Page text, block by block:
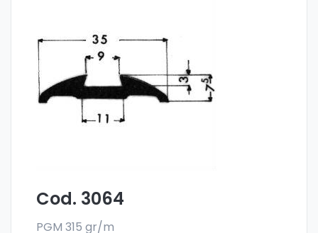
Cod. 3064
PGM 315 gr/m
Las molduras para vehículos se fabrican
con la especial aleación 6060 y se venden
en el formato en barra. El pedido mínimo es
de 300 kg.